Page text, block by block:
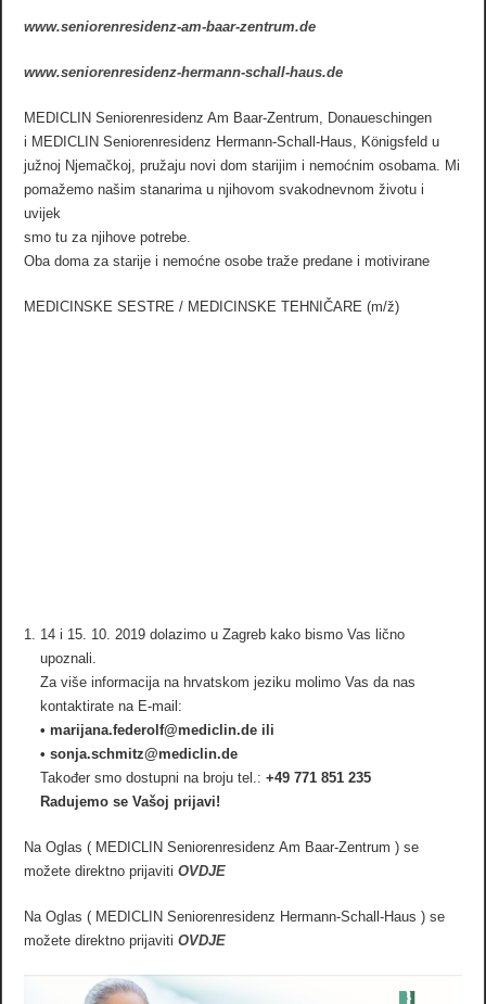
www.seniorenresidenz-am-baar-zentrum.de
www.seniorenresidenz-hermann-schall-haus.de
MEDICLIN Seniorenresidenz Am Baar-Zentrum, Donaueschingen
i MEDICLIN Seniorenresidenz Hermann-Schall-Haus, Königsfeld u
južnoj Njemačkoj, pružaju novi dom starijim i nemoćnim osobama. Mi
pomažemo našim stanarima u njihovom svakodnevnom životu i
uvijek
smo tu za njihove potrebe.
Oba doma za starije i nemoćne osobe traže predane i motivirane
MEDICINSKE SESTRE / MEDICINSKE TEHNIČARE (m/ž)
14 i 15. 10. 2019 dolazimo u Zagreb kako bismo Vas lično
upoznali.
Za više informacija na hrvatskom jeziku molimo Vas da nas
kontaktirate na E-mail:
• marijana.federolf@mediclin.de ili
• sonja.schmitz@mediclin.de
Također smo dostupni na broju tel.:+49 771 851 235
Radujemo se Vašoj prijavi!
Na Oglas ( MEDICLIN Seniorenresidenz Am Baar-Zentrum ) se
možete direktno prijavitiOVDJE
Na Oglas ( MEDICLIN Seniorenresidenz Hermann-Schall-Haus ) se
možete direktno prijavitiOVDJE